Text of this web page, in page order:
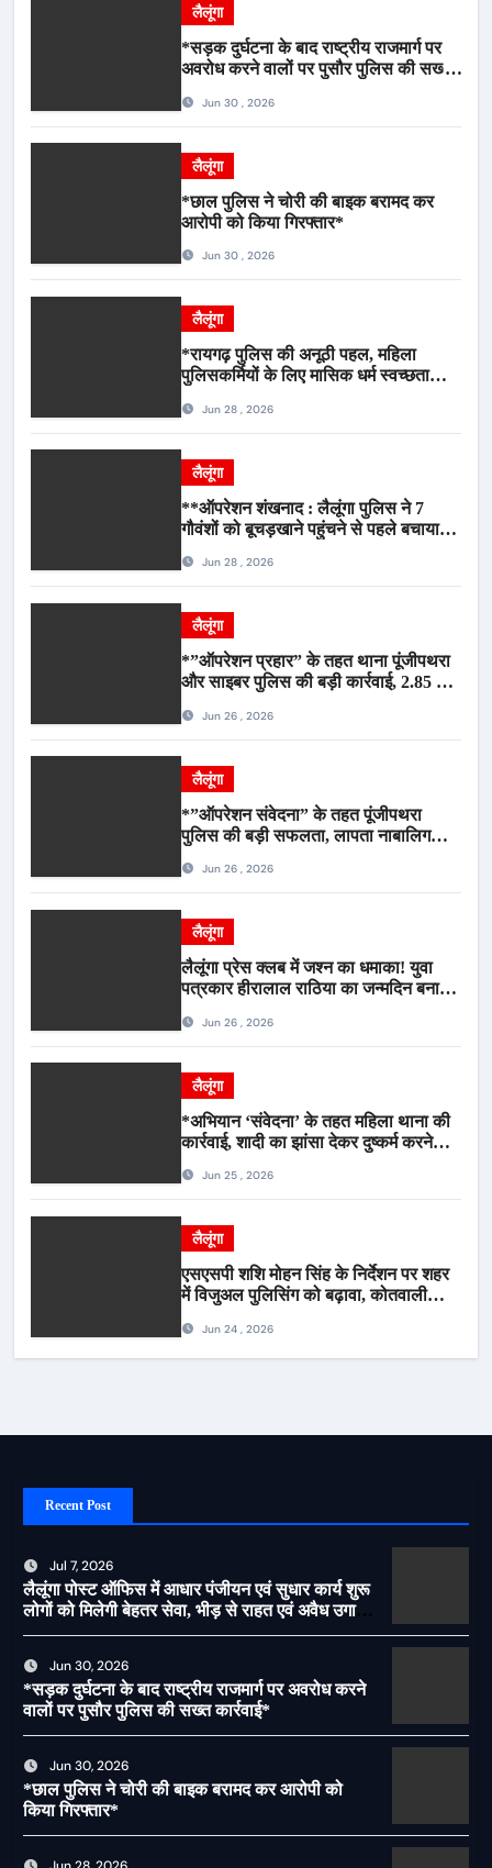
लैलूंगा
*सड़क दुर्घटना के बाद राष्ट्रीय राजमार्ग पर
अवरोध करने वालों पर पुसौर पुलिस की सख्त
Jun 30 , 2026
लैलूंगा
*छाल पुलिस ने चोरी की बाइक बरामद कर
आरोपी को किया गिरफ्तार*
Jun 30 , 2026
लैलूंगा
*रायगढ़ पुलिस की अनूठी पहल, महिला
पुलिसकर्मियों के लिए मासिक धर्म स्वच्छता
Jun 28 , 2026
लैलूंगा
**ऑपरेशन शंखनाद : लैलूंगा पुलिस ने 7
गौवंशों को बूचड़खाने पहुंचने से पहले बचाया,
Jun 28 , 2026
लैलूंगा
*”ऑपरेशन प्रहार” के तहत थाना पूंजीपथरा
और साइबर पुलिस की बड़ी कार्रवाई, 2.85 टन
Jun 26 , 2026
लैलूंगा
*”ऑपरेशन संवेदना” के तहत पूंजीपथरा
पुलिस की बड़ी सफलता, लापता नाबालिग
आरोपी गिरफ्तार*
Jun 26 , 2026
लैलूंगा
लैलूंगा प्रेस क्लब में जश्न का धमाका! युवा
पत्रकार हीरालाल राठिया का जन्मदिन बना
स्वरJun 26 , 2026
लैलूंगा
*अभियान ‘संवेदना’ के तहत महिला थाना की
कार्रवाई, शादी का झांसा देकर दुष्कर्म करने
Jun 25 , 2026
लैलूंगा
एसएसपी शशि मोहन सिंह के निर्देशन पर शहर
में विजुअल पुलिसिंग को बढ़ावा, कोतवाली
Jun 24 , 2026
Recent Post
Jul 7, 2026
लैलूंगा पोस्ट ऑफिस में आधार पंजीयन एवं सुधार कार्य शुरू
लोगों को मिलेगी बेहतर सेवा, भीड़ से राहत एवं अवैध उगाही
पर लगेगी रोक
Jun 30, 2026
*सड़क दुर्घटना के बाद राष्ट्रीय राजमार्ग पर अवरोध करने
वालों पर पुसौर पुलिस की सख्त कार्रवाई*
Jun 30, 2026
*छाल पुलिस ने चोरी की बाइक बरामद कर आरोपी को
किया गिरफ्तार*